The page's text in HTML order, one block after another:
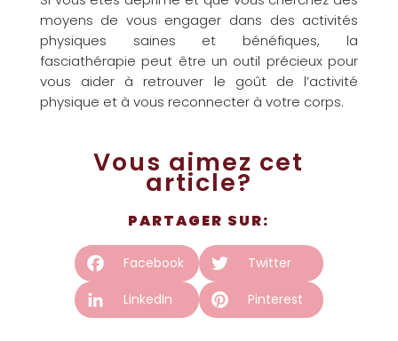
moyens de vous engager dans des activités
physiques saines et bénéfiques, la
fasciathérapie peut être un outil précieux pour
vous aider à retrouver le goût de l’activité
physique et à vous reconnecter à votre corps.
Vous aimez cet
article?
PARTAGER SUR:
Facebook Twitter
LinkedIn Pinterest